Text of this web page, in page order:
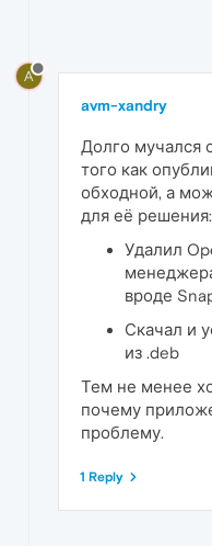
A
avm-xandry
Долго мучался
того как
обходной, а
для её решения:
Удалил
вроде
Скачал и
из .deb
Тем не менее
почему
проблему.
1 Reply